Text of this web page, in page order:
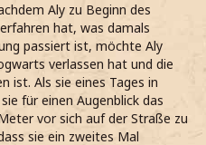
Aly zu Beginn des
hat, was damals
passiert ist, möchte Aly
verlassen hat und die
ist. Als sie eines Tages in
für einen Augenblick das
vor sich auf der Straße zu
sie ein zweites Mal